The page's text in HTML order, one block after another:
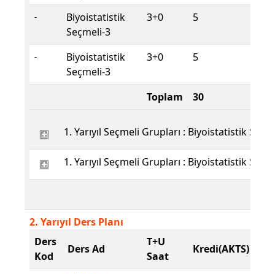
-
Biyoistatistik
Seçmeli-3
3+0 5
-
Biyoistatistik
Seçmeli-3
3+0 5
Toplam 30
1. Yarıyıl Seçmeli Grupları : Biyoistatistik
1. Yarıyıl Seçmeli Grupları : Biyoistatistik
2. Yarıyıl Ders Planı
Ders
Kod
Ders Ad
T+U
Saat
Kredi(AKTS)